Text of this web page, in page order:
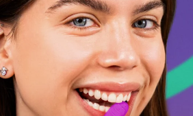
我的订单
我的地址
我的订阅
Set
Русский
体中文 繁體中文